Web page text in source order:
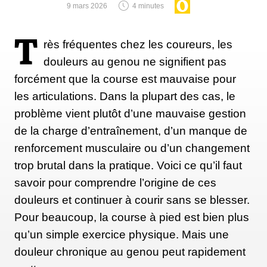
professionnels kenyans à retourner travailler dans les
ceux de leur famille.« Ca m'a ramené à une
situation personnelle : après avoir arrêté ma carrière,
j'ai vécu une période très difficile financièrement.
J'étais à la recherche d'un nouveau partenaire et
d'une autre forme de travail. J'ai eu la chance d'avoir
un mécène qui est venu vers moi et qui me soutient
encore aujourd'hui. Après quelques années, j'ai eu
envie de tendre à mon tour la main» nous confie
Benoît.
C'est pourquoi, il a sélectionné un groupe de 9
athlètes kenyans (6 hommes et 3 femmes) pour
qu’ils puissent s’entraîner à nouveau - au « JC Iten
9 mars 2026 4 minutes
T rès fréquentes chez les coureurs, les
douleurs au genou ne signifient pas
forcément que la course est mauvaise pour
les articulations. Dans la plupart des cas, le
problème vient plutôt d’une mauvaise gestion
de la charge d’entraînement, d’un manque de
renforcement musculaire ou d’un changement
trop brutal dans la pratique. Voici ce qu’il faut
savoir pour comprendre l’origine de ces
douleurs et continuer à courir sans se blesser.
Pour beaucoup, la course à pied est bien plus
qu’un simple exercice physique. Mais une
douleur chronique au genou peut rapidement